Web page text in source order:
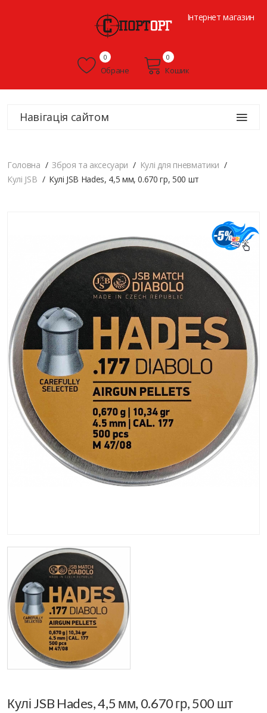
Інтернет магазин
Обране
0
Кошик
0
Навігація сайтом
Головна Зброя та аксесуари
Кулі для пневматики
Кулі JSB
Кулі JSB Hades, 4,5 мм, 0.670 гр, 500 шт
Кулі JSB Hades, 4,5 мм, 0.670 гр, 500 шт